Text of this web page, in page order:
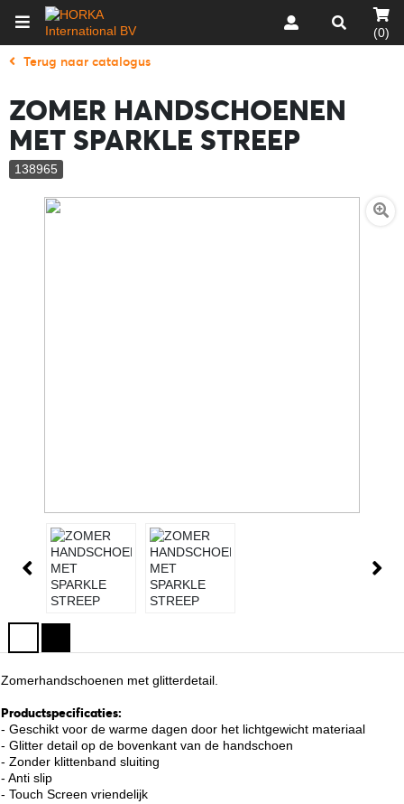
(0)
Terug naar catalogus
ZOMER HANDSCHOENEN
MET SPARKLE STREEP
138965
Zomerhandschoenen met glitterdetail.
Productspecificaties:
- Geschikt voor de warme dagen door het lichtgewicht materiaal
- Glitter detail op de bovenkant van de handschoen
- Zonder klittenband sluiting
- Anti slip
- Touch Screen vriendelijk